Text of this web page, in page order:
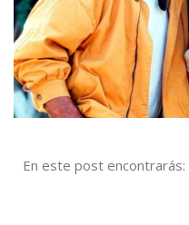
En este post encontrarás: